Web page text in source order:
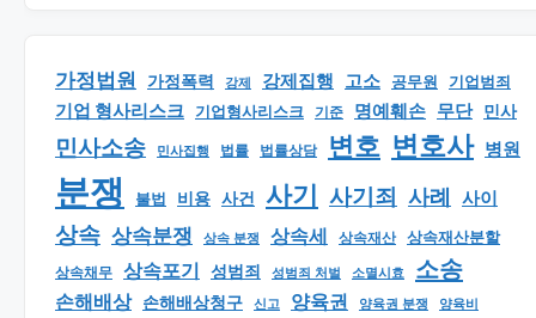
가정법원 가정폭력 강제 강제집행 고소 공무원 기업범죄
기업 형사리스크 기업형사리스크 기준 명예훼손 무단 민사
민사소송 민사집행 법률 법률상담 변호 변호사 병원
분쟁 불법 비용 사건 사기 사기죄 사례 사이
상속 상속분쟁 상속 분쟁 상속세 상속재산 상속재산분할
상속채무 상속포기 성범죄 성범죄 처벌 소멸시효 소송
손해배상 손해배상청구 신고 양육권 양육권 분쟁 양육비